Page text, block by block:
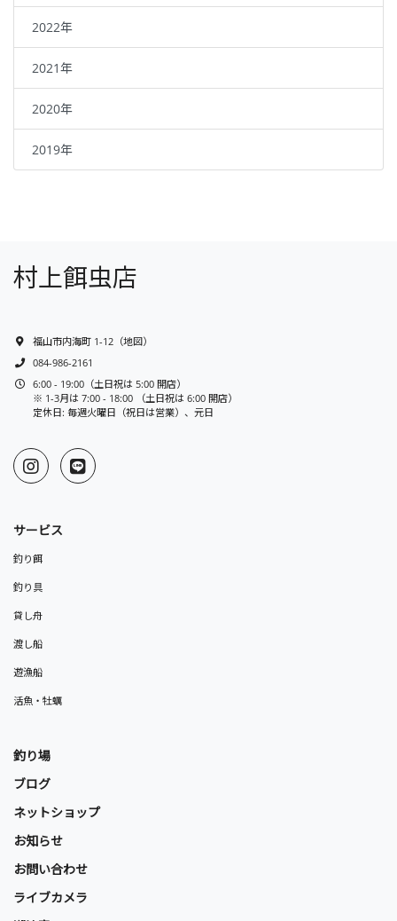
2022年
2021年
2020年
2019年
村上餌虫店
福山市内海町 1-12 （地図）
084-986-2161
6:00 - 19:00（土日祝は 5:00 開店）
※ 1-3月は 7:00 - 18:00 （土日祝は 6:00 開店）
定休日: 毎週火曜日（祝日は営業）、元日
サービス
釣り餌
釣り具
貸し舟
渡し船
遊漁船
活魚・牡蠣
釣り場
ブログ
ネットショップ
お知らせ
お問い合わせ
ライブカメラ